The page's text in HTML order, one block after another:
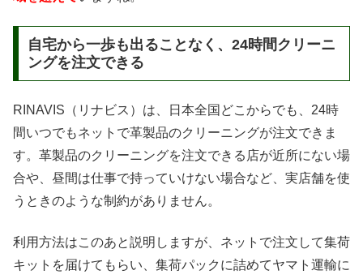
自宅から一歩も出ることなく、24時間クリーニ
ングを注文できる
RINAVIS（リナビス）は、日本全国どこからでも、24時
間いつでもネットで革製品のクリーニングが注文できま
す。革製品のクリーニングを注文できる店が近所にない場
合や、昼間は仕事で持っていけない場合など、実店舗を使
うときのような制約がありません。
利用方法はこのあと説明しますが、ネットで注文して集荷
キットを届けてもらい、集荷パックに詰めてヤマト運輸に